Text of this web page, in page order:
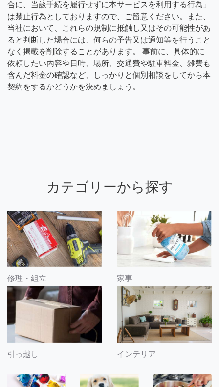
合に、当該手続を履行せずに本サービスを利用する行為」
は禁止行為としておりますので、ご留意ください。また、
当社において、これらの規制に抵触し又はその可能性があ
ると判断した場合には、何らの予告又は通知等を行うこと
なく掲載を削除することがあります。 事前に、具体的に
依頼したい内容や日時、場所、交通費や駐車料金、雑費も
含んだ料金の確認など、しっかりと個別相談をしてから本
契約をするかどうかを決めましょう。
カテゴリーから探す
修理・組立 家事
引っ越し インテリア